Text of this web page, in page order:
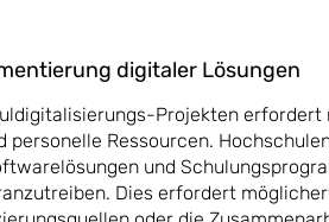
digitaler Lösungen
Projekten
Ressourcen.
und
Dies erfordert